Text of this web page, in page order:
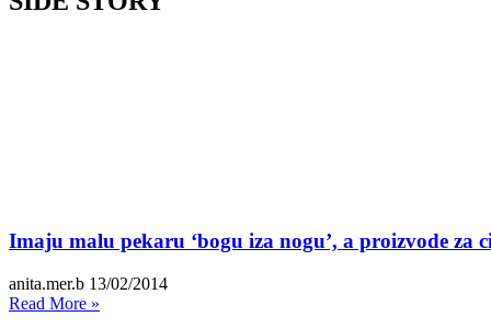
Imaju malu pekaru ‘bogu iza nogu’, a proizvode za
anita.mer.b 13/02/2014
Read More »